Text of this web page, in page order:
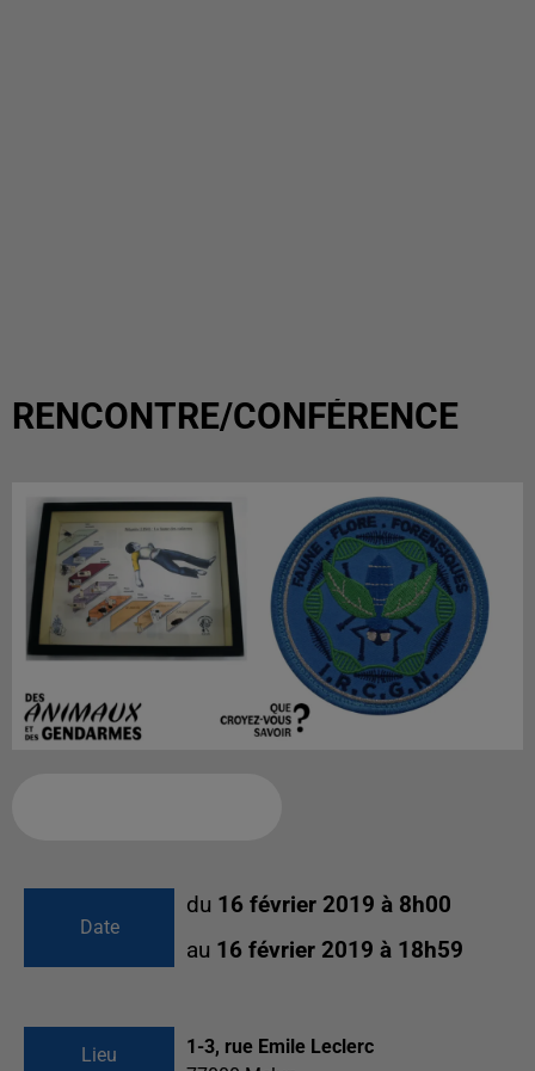
RENCONTRE/CONFÉRENCE
Date
du 16 février 2019 à 8h00
au 16 février 2019 à 18h59
Lieu
1-3, rue Emile Leclerc